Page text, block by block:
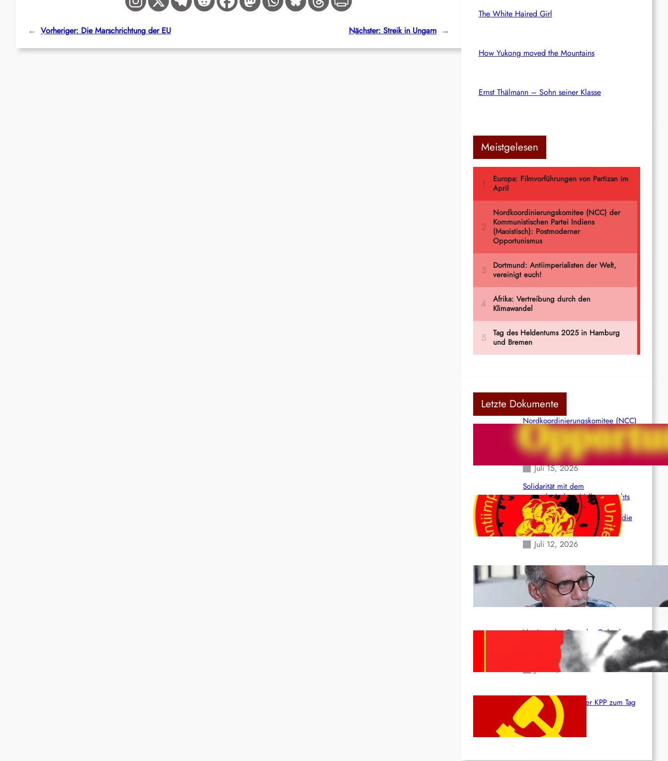
← Vorheriger: Die Marschrichtung der EU Nächster: Streik in Ungarn →
The White Haired Girl
How Yukong moved the Mountains
Ernst Thälmann – Sohn seiner Klasse
Meistgelesen
Letzte Dokumente
Nordkoordinierungskomitee (NCC)
der Kommunistischen Partei Indiens
(Maoistisch): Postmoderner
Opportunismus
Juli 15, 2026
Solidarität mit dem
venezolanischem Volk angesichts
der verlorenen Leben und der
katastrophalen Situation durch die
Erdbeben des 24. Juni!
Juli 12, 2026
Indien: „Die Politik der
Kapitulation“ von K. Murali (Ajith)
Juli 1, 2026
Vorsitzender Gonzalo: Gebt das
Leben für die Partei und die
Juni 19, 2026
Beschluss des ZK der KPP zum Tag
des Heldentums
Juni 19, 2026